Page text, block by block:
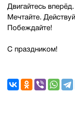
Двигайтесь вперёд.
Мечтайте.
Побеждайте!
С праздником!